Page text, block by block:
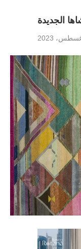
الجديدة